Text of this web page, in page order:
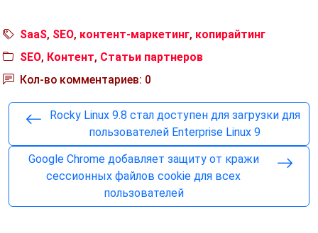
SaaS, SEO, контент-маркетинг, копирайтинг
SEO, Контент, Статьи партнеров
Кол-во комментариев: 0
Rocky Linux 9.8 стал доступен для загрузки для
пользователей Enterprise Linux 9
Google Chrome добавляет защиту от кражи
сессионных файлов cookie для всех
пользователей